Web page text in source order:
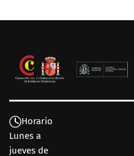
Horario
Lunes a
jueves de